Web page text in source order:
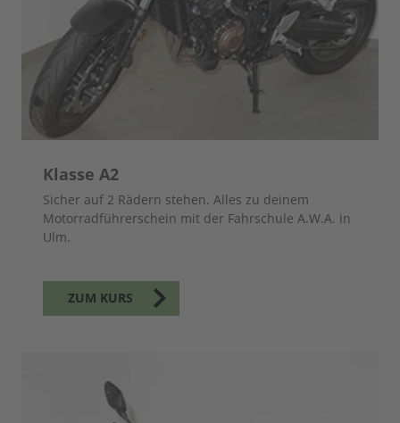
Klasse A2
Sicher auf 2 Rädern stehen. Alles zu deinem
Motorradführerschein mit der Fahrschule A.W.A. in
Ulm.
ZUM KURS